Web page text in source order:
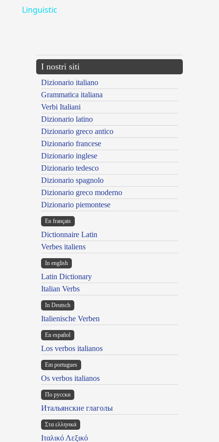
Linguistic
I nostri siti
Dizionario italiano
Grammatica italiana
Verbi Italiani
Dizionario latino
Dizionario greco antico
Dizionario francese
Dizionario inglese
Dizionario tedesco
Dizionario spagnolo
Dizionario greco moderno
Dizionario piemontese
En français
Dictionnaire Latin
Verbes italiens
In english
Latin Dictionary
Italian Verbs
In Deutsch
Italienische Verben
En español
Los verbos italianos
Em portugues
Os verbos italianos
По русски
Итальянские глаголы
Στα ελληνικά
Ιταλικό Λεξικό